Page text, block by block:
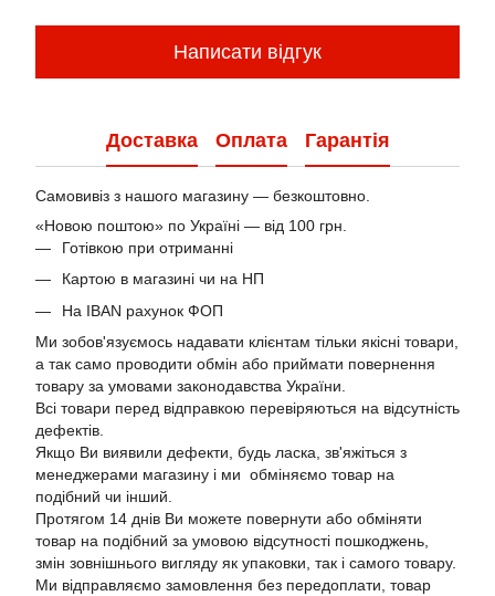
Написати відгук
Доставка Оплата Гарантія
Самовивіз з нашого магазину — безкоштовно.
«Новою поштою» по Україні — від 100 грн.
Готівкою при отриманні
Картою в магазині чи на НП
На IBAN рахунок ФОП
Ми зобов'язуємось надавати клієнтам тільки якісні товари,
а так само проводити обмін або приймати повернення
товару за умовами законодавства України.
Всі товари перед відправкою перевіряються на відсутність
дефектів.
Якщо Ви виявили дефекти, будь ласка, зв'яжіться з
менеджерами магазину і ми обміняємо товар на
подібний чи інший.
Протягом 14 днів Ви можете повернути або обміняти
товар на подібний за умовою відсутності пошкоджень,
змін зовнішнього вигляду як упаковки, так і самого товару.
Ми відправляємо замовлення без передоплати, товар